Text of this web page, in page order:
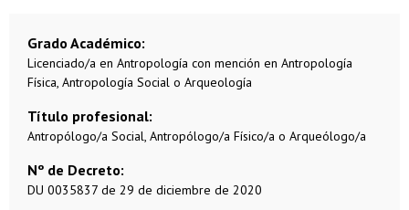
Egresadas/os
Grado Académico
Licenciado/a en Antropología con mención en Antropología
Física, Antropología Social o Arqueología
Título profesional
Antropólogo/a Social, Antropólogo/a Físico/a o Arqueólogo/a
Nº de Decreto
DU 0035837 de 29 de diciembre de 2020